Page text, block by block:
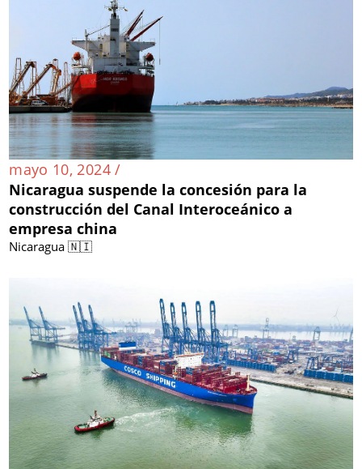
mayo 10, 2024 /
Nicaragua suspende la concesión para la
construcción del Canal Interoceánico a
empresa china
Nicaragua 🇳🇮